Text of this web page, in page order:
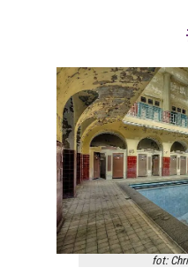
fot: